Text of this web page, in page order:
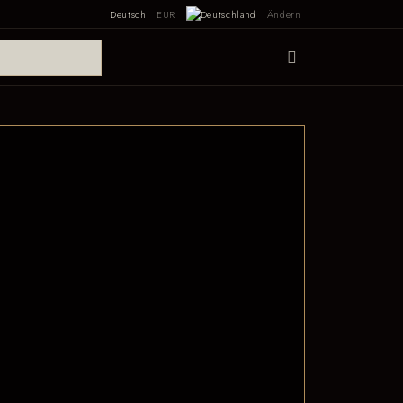
Deutsch EUR Ändern